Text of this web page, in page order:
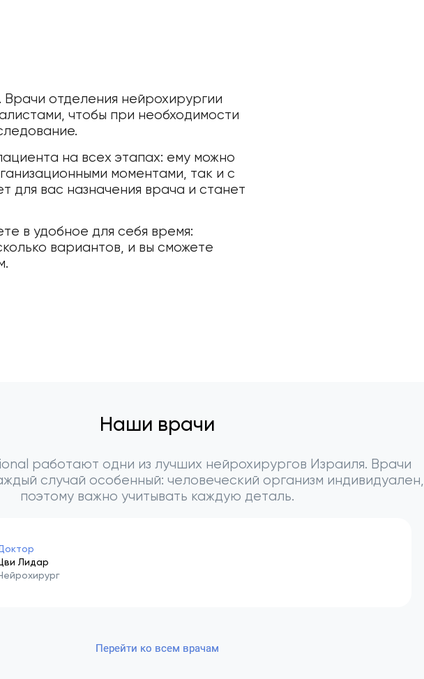
отделения нейрохирургии
чтобы при необходимости
на всех этапах: ему можно
моментами, так и с
вас назначения врача и станет
в удобное для себя время:
вариантов, и вы сможете
Наши врачи
работают одни из лучших нейрохирургов Израиля. Врачи
случай особенный: человеческий организм индивидуален,
поэтому важно учитывать каждую деталь.
Лидар
Перейти ко всем врачам